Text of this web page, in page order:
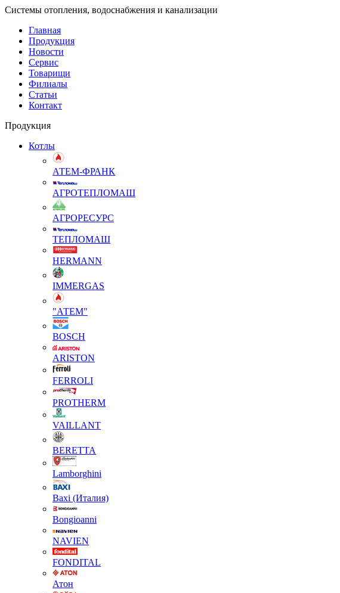
Системы отопления, водоснабжения и канализации
Главная
Продукция
Новости
Сервис
Товарищи
Филиалы
Статьи
Контакт
Продукция
Котлы
АТЕМ-ФРАНК
АГРОТЕПЛОМАШ
АГРОРЕСУРС
ТЕПЛОМАШ
HERMANN
IMMERGAS
"АТЕМ"
BOSCH
ARISTON
FERROLI
PROTHERM
VAILLANT
BERETTA
Lamborghini
Baxi (Италия)
Вongioanni
NAVIEN
FONDITAL
Атон